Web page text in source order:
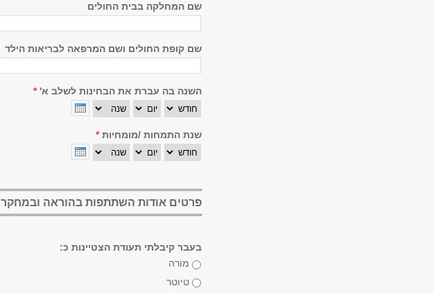
שם המחלקה בבית החולים
שם קופת החולים ושם המרפאה לבריאות הילד
השנה בה עברת את הבחינות לשלב א'*
חודש
יום שנה
שנת התמחות /מומחיות*
חודש
יום שנה
פרטים אודות השתתפות בהוראה ובמחקר
בעבר קיבלתי תעודת הצטיינות כ:
מורה
טיוטר